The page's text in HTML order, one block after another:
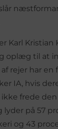
Karl Kristian
oplæg til at
rejer har en
IA, hvis
ikke frede
lyder på 57
og 43